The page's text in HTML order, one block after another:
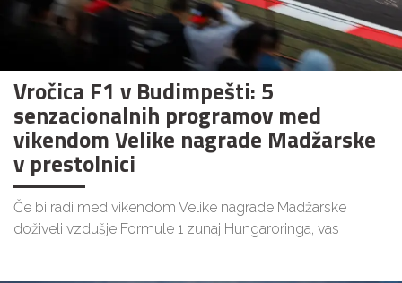
Vročica F1 v Budimpešti: 5
senzacionalnih programov med
vikendom Velike nagrade Madžarske
v prestolnici
Če bi radi med vikendom Velike nagrade Madžarske
doživeli vzdušje Formule 1 zunaj Hungaroringa, vas